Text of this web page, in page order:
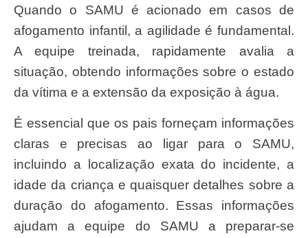
Quando o SAMU é acionado em casos de
afogamento infantil, a agilidade é fundamental.
A equipe treinada, rapidamente avalia a
situação, obtendo informações sobre o estado
da vítima e a extensão da exposição à água.
É essencial que os pais forneçam informações
claras e precisas ao ligar para o SAMU,
incluindo a localização exata do incidente, a
idade da criança e quaisquer detalhes sobre a
duração do afogamento. Essas informações
ajudam a equipe do SAMU a preparar-se